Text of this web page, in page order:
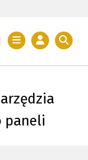
paneli